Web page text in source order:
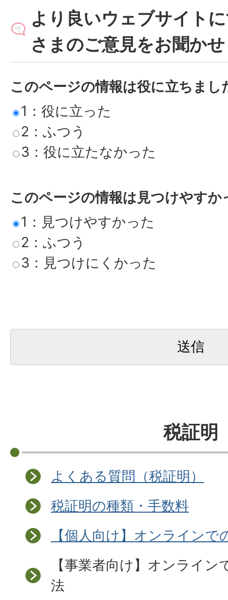
より良いウェブサイト
さまのご意見をお聞か
このページの情報は役に立ちまし
1：役に立った
2：ふつう
3：役に立たなかった
このページの情報は見つけやすか
1：見つけやすかった
2：ふつう
3：見つけにくかった
税証明
よくある質問（税証明）
税証明の種類・手数料
【個人向け】オンラインで
【事業者向け】オンライン
法